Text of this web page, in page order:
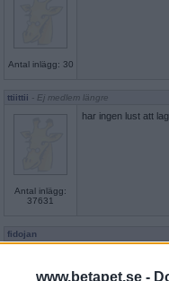
www.betapet.se -
Antal inlägg: 30
ttiittii - Ej medlem längre
Antal inlägg:
37631
har ingen lust att
fidojan